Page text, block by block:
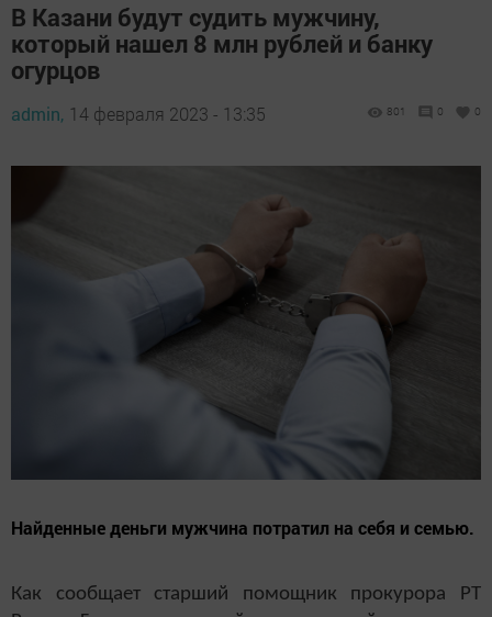
В Казани будут судить мужчину,
который нашел 8 млн рублей и банку
огурцов
admin, 14 февраля 2023 - 13:35 801 0 0
Найденные деньги мужчина потратил на себя и семью.
Как сообщает старший помощник прокурора РТ